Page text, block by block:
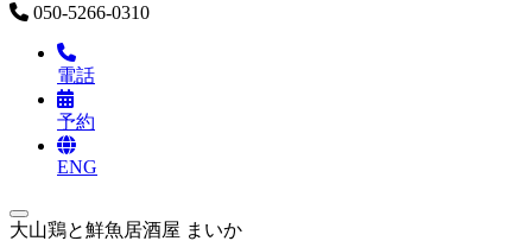
050-5266-0310
電話
予約
ENG
大山鶏と鮮魚居酒屋 まいか